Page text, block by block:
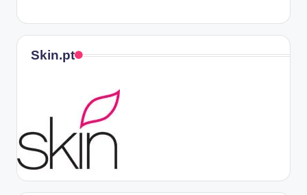
Skin.pt